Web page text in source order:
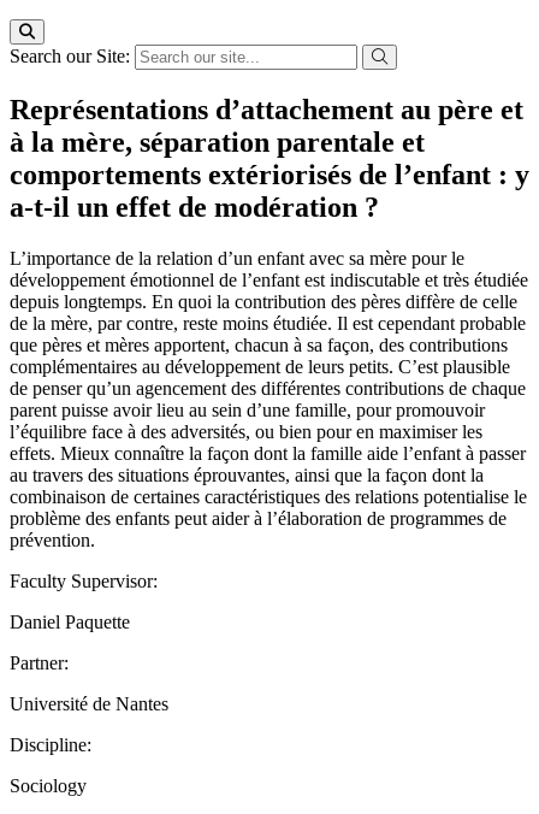
Search our Site:
Représentations d’attachement au père et
à la mère, séparation parentale et
comportements extériorisés de l’enfant : y
a-t-il un effet de modération ?
L’importance de la relation d’un enfant avec sa mère pour le
développement émotionnel de l’enfant est indiscutable et très étudiée
depuis longtemps. En quoi la contribution des pères diffère de celle
de la mère, par contre, reste moins étudiée. Il est cependant probable
que pères et mères apportent, chacun à sa façon, des contributions
complémentaires au développement de leurs petits. C’est plausible
de penser qu’un agencement des différentes contributions de chaque
parent puisse avoir lieu au sein d’une famille, pour promouvoir
l’équilibre face à des adversités, ou bien pour en maximiser les
effets. Mieux connaître la façon dont la famille aide l’enfant à passer
au travers des situations éprouvantes, ainsi que la façon dont la
combinaison de certaines caractéristiques des relations potentialise le
problème des enfants peut aider à l’élaboration de programmes de
prévention.
Faculty Supervisor:
Daniel Paquette
Partner:
Université de Nantes
Discipline:
Sociology